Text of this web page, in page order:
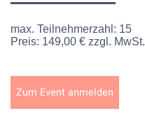
max. Teilnehmerzahl: 15
Preis: 149,00 € zzgl. MwSt.
Zum Event anmelden